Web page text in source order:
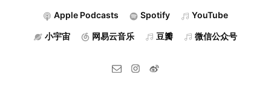
Apple Podcasts Spotify YouTube
小宇宙 网易云音乐 豆瓣 微信公众号